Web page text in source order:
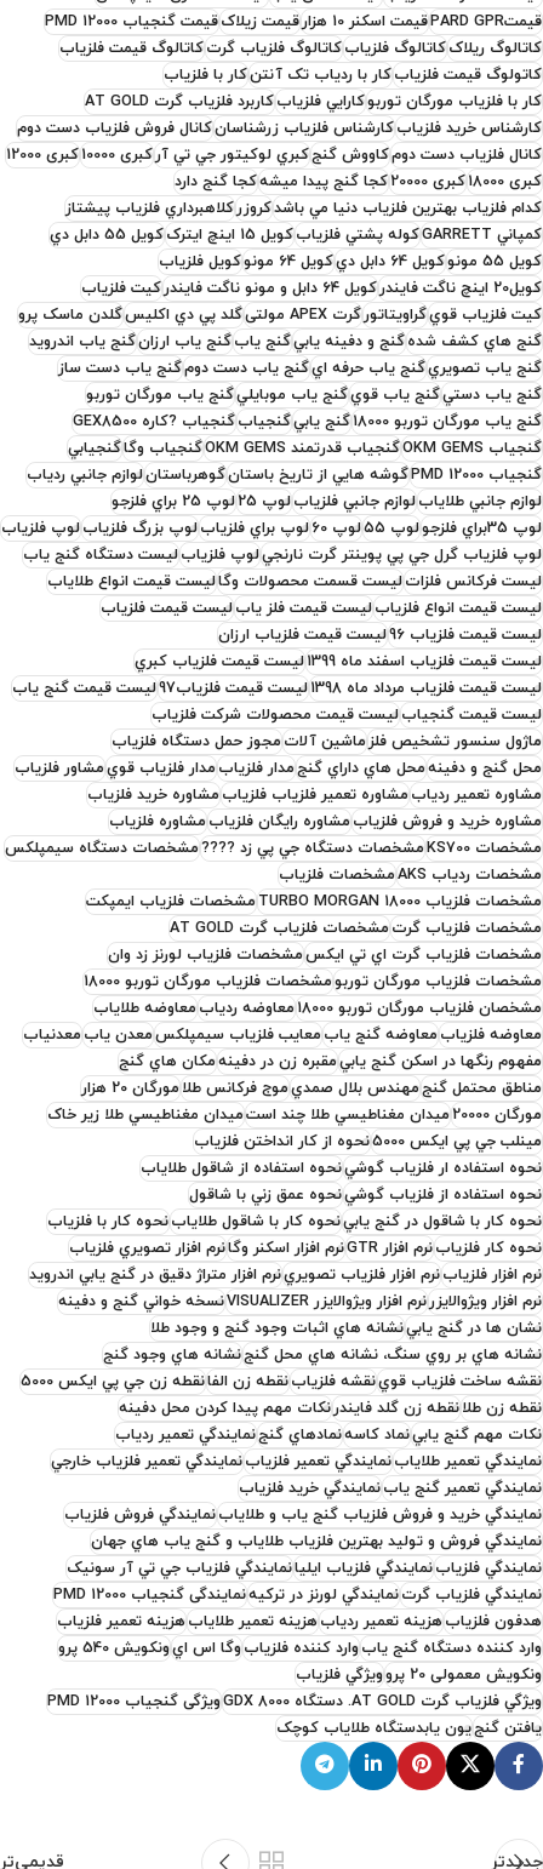
قيمتPARD GPR
قیمت اسکنر 10 هزار قیمت زیلاکقیمت گنجیاب PMD 12000
کاتالوگ ریلاککاتالوگ فلزيابکاتالوگ فلزياب گرتکاتالوگ قيمت فلزياب
کاتولوگ قيمت فلزيابکار با ردياب تک آنتنکار با فلزياب
کار با فلزياب مورگان توربوکارايي فلزيابکاربرد فلزياب گرت AT GOLD
کارشناس خريد فلزيابکارشناس فلزياب زرشناسانکانال فروش فلزياب دست دوم
کانال فلزياب دست دومکاووش گنجکبري لوکيتور جي تي آرکبری 10000
کبری 12000
کبری 18000
کبری 20000 کجا گنج پيدا ميشهکجا گنج دارد
کدام فلزياب بهترين فلزياب دنيا مي باشدکروزرکلاهبرداري فلزياب پيشتاز
کمپاني GARRETT
کوله پشتي فلزيابکويل 15 اينچ ايترک
کويل 55 دابل دي
کويل 55 مونو
کويل 64 دابل دي کويل 64 مونو
کويل فلزياب
کويل20 اينچ ناگت فايندر
کویل ۶۴ دابل و مونو ناگت فایندر
کيت فلزياب
کيت فلزياب قويگراويتاتورگرت APEX مولتی گلد پي دي اکليسگلدن ماسک پرو
گنج هاي کشف شدهگنج و دفينه يابيگنج يابگنج ياب ارزانگنج ياب اندرويد
گنج ياب تصويريگنج ياب حرفه ايگنج ياب دست دومگنج ياب دست ساز
گنج ياب دستيگنج ياب قويگنج ياب موبايليگنج ياب مورگان توربو
گنج ياب مورگان توربو 18000
گنج يابيگنجيابگنجياب ?کاره GEX8500
گنجياب OKM GEMS
گنجياب قدرتمند OKM GEMS گنجياب وگاگنجيابي
گنجیاب PMD 12000
گوشه هايي از تاريخ باستانگوهرباستانلوازم جانبي ردياب
لوازم جانبي طلايابلوازم جانبي فلزيابلوپ 25
لوپ 25 براي فلزجو
لوپ 35براي فلزجو
لوپ ۵۵ لوپ 60 لوپ براي فلزيابلوپ بزرگ فلزيابلوپ فلزياب
لوپ فلزياب گرل جي پي پوينتر گرت نارنجيلوپ فلزیابليست دستگاه گنج ياب
ليست فرکانس فلزاتليست قسمت محصولات وگاليست قيمت انواع طلاياب
ليست قيمت انواع فلزيابليست قيمت فلز يابليست قيمت فلزياب
ليست قيمت فلزياب 96
ليست قيمت فلزياب ارزان
ليست قيمت فلزياب اسفند ماه 1399
ليست قيمت فلزياب کبري
ليست قيمت فلزياب مرداد ماه 1398
ليست قيمت فلزياب97
ليست قيمت گنج ياب
ليست قيمت گنجيابليست قيمت محصولات شرکت فلزياب
ماژول سنسور تشخيص فلزماشين آلاتمجوز حمل دستگاه فلزياب
محل گنج و دفينهمحل هاي داراي گنجمدار فلزيابمدار فلزياب قويمشاور فلزياب
مشاوره تعمير رديابمشاوره تعمير فلزياب فلزيابمشاوره خريد فلزياب
مشاوره خريد و فروش فلزيابمشاوره رايگان فلزيابمشاوره فلزياب
مشخصات KS700
مشخصات دستگاه جي پي زد ????مشخصات دستگاه سيمپلکس
مشخصات ردياب AKS
مشخصات فلزياب
مشخصات فلزياب TURBO MORGAN 18000
مشخصات فلزياب ايمپکت
مشخصات فلزياب گرتمشخصات فلزياب گرت AT GOLD
مشخصات فلزياب گرت اي تي ايکسمشخصات فلزياب لورنز زد وان
مشخصات فلزياب مورگان توربومشخصات فلزياب مورگان توربو 18000
مشخصان فلزياب مورگان توربو 18000
معاوضه رديابمعاوضه طلاياب
معاوضه فلزيابمعاوضه گنج يابمعايب فلزياب سيمپلکسمعدن يابمعدنياب
مفهوم رنگها در اسکن گنج يابيمقبره زن در دفينهمکان هاي گنج
مناطق محتمل گنجمهندس بلال صمديموج فرکانس طلامورگان 20 هزار
مورگان 20000
ميدان مغناطيسي طلا چند استميدان مغناطيسي طلا زير خاک
مينلب جي پي ايکس 5000
نحوه از کار انداختن فلزياب
نحوه استفاده ار فلزياب گوشينحوه استفاده از شاقول طلاياب
نحوه استفاده از فلزياب گوشينحوه عمق زني با شاقول
نحوه کار با شاقول در گنج يابينحوه کار با شاقول طلايابنحوه کار با فلزياب
نحوه کار فلزيابنرم افزار GTR نرم افزار اسکنر وگانرم افزار تصويري فلزياب
نرم افزار فلزيابنرم افزار فلزياب تصويرينرم افزار متراژ دقيق در گنج يابي اندرويد
نرم افزار ويژوالايزرنرم افزار ويژوالايزر VISUALIZER
نسخه خواني گنج و دفينه
نشان ها در گنج يابينشانه هاي اثبات وجود گنج و وجود طلا
نشانه هاي بر روي سنگ، نشانه هاي محل گنجنشانه هاي وجود گنج
نقشه ساخت فلزياب قوينقشه فلزيابنقطه زن الفانقطه زن جي پي ايکس 5000
نقطه زن طلانقطه زن گلد فايندرنکات مهم پيدا کردن محل دفينه
نکات مهم گنج يابينماد کاسهنمادهاي گنجنمايندگي تعمير ردياب
نمايندگي تعمير طلايابنمايندگي تعمير فلزيابنمايندگي تعمير فلزياب خارجي
نمايندگي تعمير گنج يابنمايندگي خريد فلزياب
نمايندگي خريد و فروش فلزياب گنج ياب و طلايابنمايندگي فروش فلزياب
نمايندگي فروش و توليد بهترين فلزياب طلاياب و گنج ياب هاي جهان
نمايندگي فلزيابنمايندگي فلزياب ايليانمايندگي فلزياب جي تي آر سونيک
نمايندگي فلزياب گرتنمايندگي لورنز در ترکيهنمایندگی گنجیاب PMD 12000
هدفون فلزيابهزينه تعمير رديابهزينه تعمير طلايابهزينه تعمير فلزياب
وارد کننده دستگاه گنج يابوارد کننده فلزيابوگا اس ايونکويش 540 پرو
ونکویش معمولی 20 پرو
ويژگي فلزياب
ويژگي فلزياب گرت AT GOLD. دستگاه GDX 8000
ویژگی گنجیاب PMD 12000
يافتن گنجيون يابدستگاه طلاياب کوچک
جدیدتر قدیمی‌تر